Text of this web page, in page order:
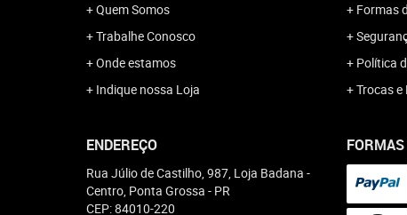
Quem Somos
Trabalhe Conosco
Onde estamos
Indique nossa Loja
Formas
Política
Trocas e
ENDEREÇO
Rua Júlio de Castilho, 987, Loja Badana -
Centro, Ponta Grossa - PR
CEP: 84010-220